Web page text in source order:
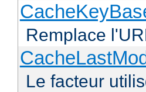
Remplace
Le facteur